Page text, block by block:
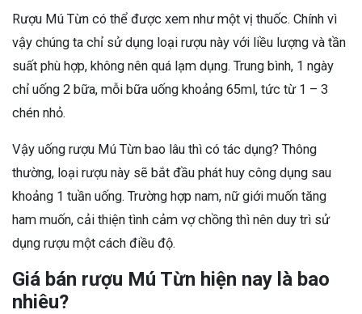
Rượu Mú Từn có thể được xem như một vị thuốc. Chính vì
vậy chúng ta chỉ sử dụng loại rượu này với liều lượng và tần
suất phù hợp, không nên quá lạm dụng. Trung bình, 1 ngày
chỉ uống 2 bữa, mỗi bữa uống khoảng 65ml, tức từ 1 – 3
chén nhỏ.
Vậy uống rượu Mú Từn bao lâu thì có tác dụng? Thông
thường, loại rượu này sẽ bắt đầu phát huy công dụng sau
khoảng 1 tuần uống. Trường hợp nam, nữ giới muốn tăng
ham muốn, cải thiện tình cảm vợ chồng thì nên duy trì sử
dụng rượu một cách điều độ.
Giá bán rượu Mú Từn hiện nay là bao
nhiêu?